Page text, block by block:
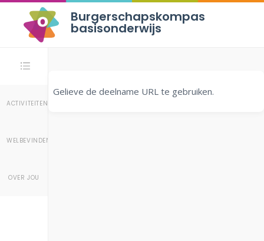
ACTIVITEITEN
WELBEVINDEN
OVER JOU
Gelieve de deelname URL te gebruiken.
Burgerschapskompas
basisonderwijs